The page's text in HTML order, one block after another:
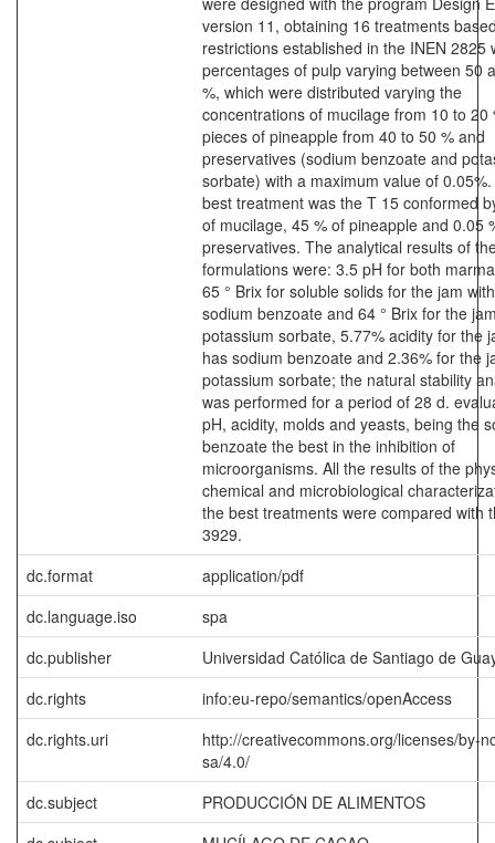
version 11, obtaining 16 treatments
restrictions established in the INEN 2825
percentages of pulp varying between 50
%, which were distributed varying the
concentrations of mucilage from 10 to 20
pieces of pineapple from 40 to 50 % and
preservatives (sodium benzoate and
sorbate) with a maximum value of
best treatment was the T 15 conformed
of mucilage, 45 % of pineapple and 0.05
preservatives. The analytical results of
formulations were: 3.5 pH for both
65 ° Brix for soluble solids for the jam with
sodium benzoate and 64 ° Brix for the
potassium sorbate, 5.77% acidity for the
has sodium benzoate and 2.36% for the
potassium sorbate; the natural stability
was performed for a period of 28 d.
pH, acidity, molds and yeasts, being the
benzoate the best in the inhibition of
microorganisms. All the results of the
chemical and microbiological
the best treatments were compared with
3929.
dc.format
application/pdf
dc.language.iso
spa
dc.publisher
Universidad Católica de Santiago de
dc.rights
info:eu-repo/semantics/openAccess
dc.rights.uri
http://creativecommons.org/licenses/by-
sa/4.0/
dc.subject
PRODUCCIÓN DE ALIMENTOS